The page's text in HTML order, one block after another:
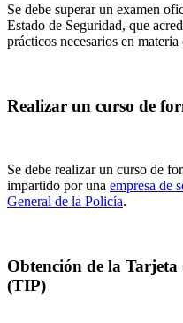
Se debe superar un examen
Estado de Seguridad, que
prácticos necesarios en
Realizar un curso de
Se debe realizar un curso de
impartido por una empresa de
General de la Policía.
Obtención de la
(TIP)